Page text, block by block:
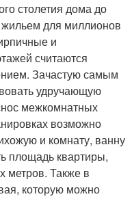
столетия дома до
для миллионов
и
считаются
Зачастую самым
удручающую
межкомнатных
возможно
и комнату, ванну
площадь квартиры,
метров. Также в
которую можно